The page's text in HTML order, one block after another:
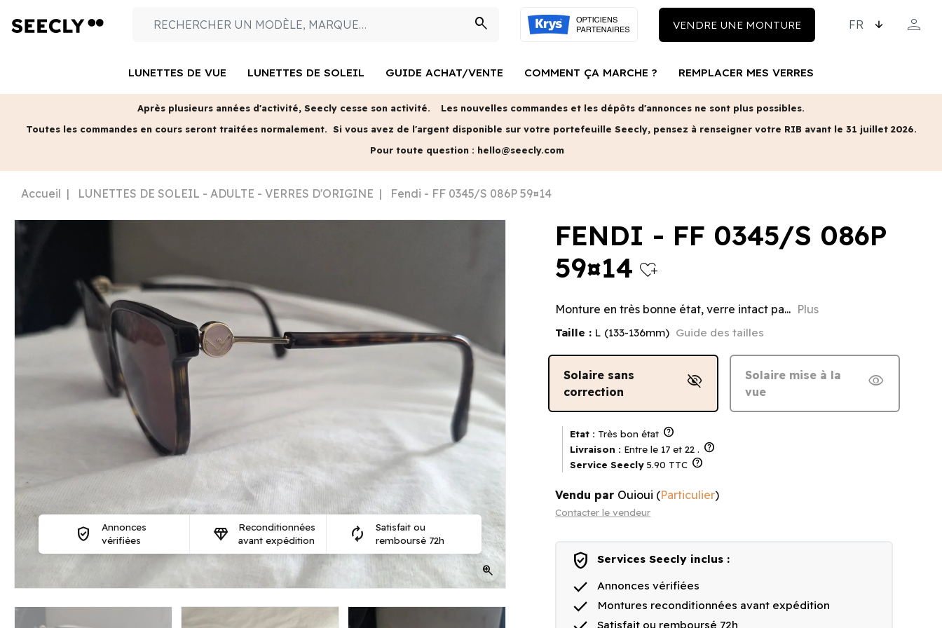
search VENDRE UNE MONTURE person
LUNETTES DE VUE LUNETTES DE SOLEIL GUIDE ACHAT/VENTE COMMENT ÇA MARCHE ? REMPLACER MES VERRES
Après plusieurs années d'activité, Seecly cesse son activité.
Les nouvelles commandes et les dépôts d'annonces ne sont plus possibles.
Toutes les commandes en cours seront traitées normalement. Si vous avez de l'argent disponible sur votre portefeuille Seecly, pensez à renseigner votre RIB avant le 31 juillet 2026.
Pour toute question : hello@seecly.com
Accueil LUNETTES DE SOLEIL - ADULTE - VERRES D'ORIGINE Fendi - FF 0345/S 086P 59¤14
zoom_in
verified_user
Annonces
vérifiées
diamond
Reconditionnées
avant expédition
autorenew
Satisfait ou
remboursé 72h
FENDI - FF 0345/S 086P
59¤14 heart_plus
Monture en très bonne état, verre intact pa... Plus
Taille : L (133-136mm) Guide des tailles
Solaire sans
correction
visibility_off
Solaire mise à la
vue
visibility
Etat : Très bon état help
Livraison : Entre le 17 et 22 . help
Service Seecly 5.90 TTC help
Vendu par Ouioui (Particulier)
Contacter le vendeur
verified_user Services Seecly inclus :
done Annonces vérifiées
done Montures reconditionnées avant expédition
Satisfait ou remboursé 72h